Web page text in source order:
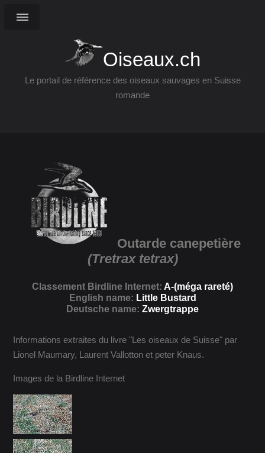
Oiseaux.ch
Le portail de référence des oiseaux sauvages en Suisse
romande
Outarde canepetière
(Tretrax tetrax)
Classement Birdline Internet: A-(méga rareté)
English name: Little Bustard
Deutsche name: Zwergtrappe
Informations extraites du livre "Les oiseaux de Suisse" par
Lionel Maumary, Laurent Vallotton et peter Knaus.
Images de la Birdline Internet